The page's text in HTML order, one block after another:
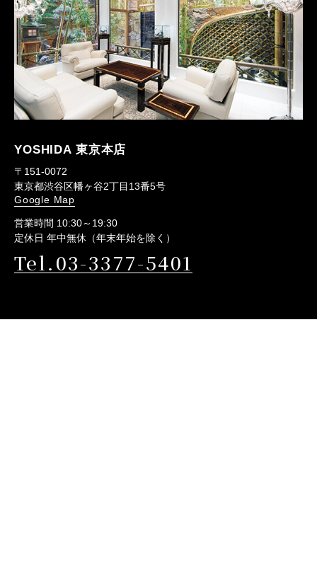
YOSHIDA 東京本店
〒151-0072
東京都渋谷区幡ヶ谷2丁目13番5号
Google Map
営業時間 10:30～19:30
定休日 年中無休（年末年始を除く）
Tel.03-3377-5401